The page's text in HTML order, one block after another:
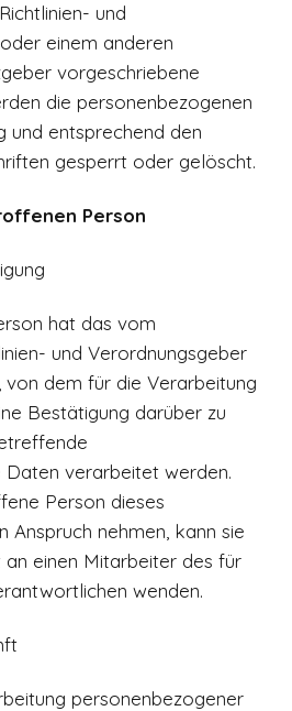
und
einem anderen
vorgeschriebene
die personenbezogenen
und entsprechend den
gesperrt oder gelöscht.
Person
hat das vom
und Verordnungsgeber
von dem für die Verarbeitung
Bestätigung darüber zu
verarbeitet werden.
Person dieses
Anspruch nehmen, kann sie
an einen Mitarbeiter des für
wenden.
personenbezogener